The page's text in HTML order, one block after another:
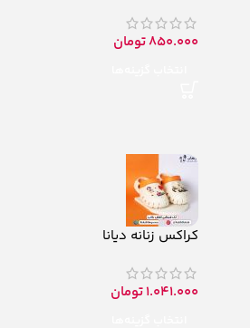
850.000تومان
کراکس زنانه دیانا
1.041.000تومان